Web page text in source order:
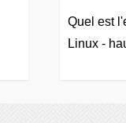
Quel est
Linux -